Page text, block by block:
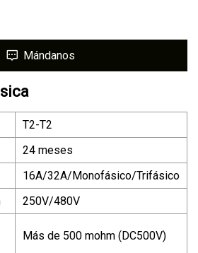
Mándanos
T2-T2
24 meses
16A/32A/Monofásico/Trifásico
250V/480V
Más de 500 mohm (DC500V)